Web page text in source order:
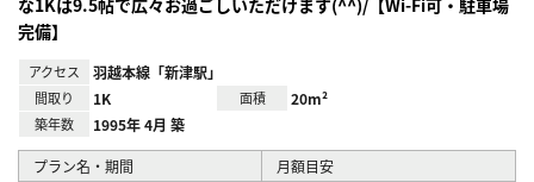
完備】
アクセス 羽越本線「新津駅」
間取り 1K 面積 20m²
築年数 1995年 4月 築
プラン名・期間 月額目安